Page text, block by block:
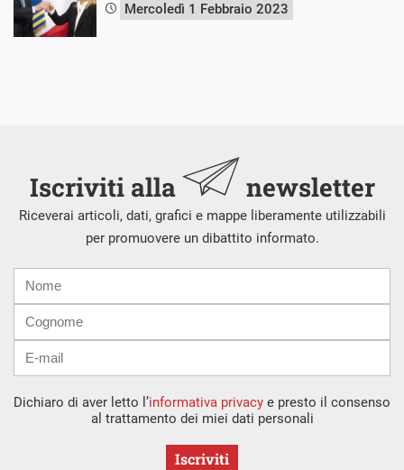
Mercoledì 1 Febbraio 2023
Iscriviti alla newsletter
Riceverai articoli, dati, grafici e mappe liberamente utilizzabili
per promuovere un dibattito informato.
mail
Dichiaro di aver letto l’informativa privacy e presto il consenso
al trattamento dei miei dati personali
Iscriviti